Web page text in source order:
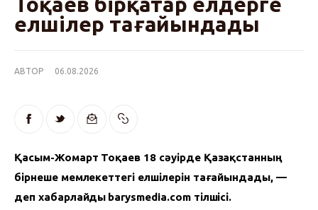
елшілер тағайындады
АВТОР 06.08.2026
Қасым-Жомарт Тоқаев 18 сәуірде Қазақстанның
бірнеше мемлекеттегі елшілерін тағайындады, —
деп хабарлайды barysmedia.com тілшісі.